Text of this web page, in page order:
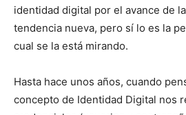
identidad digital por el avance de
tendencia nueva, pero sí lo es la
cual se la está mirando.
Hasta hace unos años, cuando
concepto de Identidad Digital nos